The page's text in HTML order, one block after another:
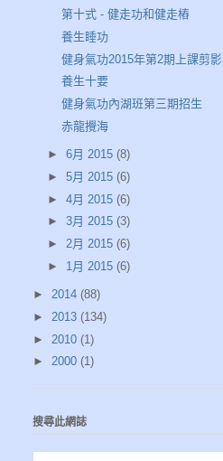
第十式 - 健走功和健走樁
養生睡功
健身氣功2015年第2期上課剪影
養生十要
健身氣功內湖班第三期招生
赤龍攪海
► 6月 2015 (8)
► 5月 2015 (6)
► 4月 2015 (6)
► 3月 2015 (3)
► 2月 2015 (6)
► 1月 2015 (6)
► 2014 (88)
► 2013 (134)
► 2010 (1)
► 2000 (1)
搜尋此網誌